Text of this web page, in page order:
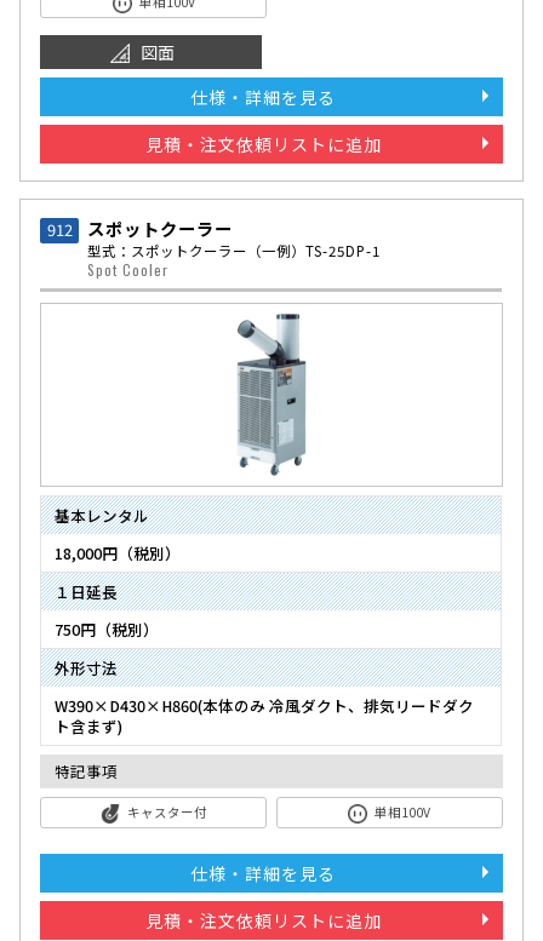
図面
仕様・詳細を見る
見積・注文依頼リストに追加
912 スポットクーラー
型式：スポットクーラー （一例）TS-25DP-1
Spot Cooler
基本レンタル
18,000円（税別）
１日延長
750円（税別）
外形寸法
W390×D430×H860(本体のみ 冷風ダクト、排気リードダク
ト含まず)
特記事項
キャスター付 単相100V
仕様・詳細を見る
見積・注文依頼リストに追加